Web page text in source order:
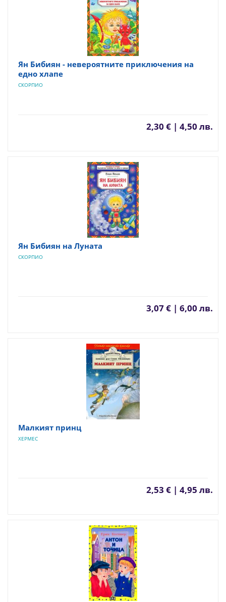
Ян Бибиян - невероятните приключения на
едно хлапе
СКОРПИО
2,30 € | 4,50 лв.
Ян Бибиян на Луната
СКОРПИО
3,07 € | 6,00 лв.
Малкият принц
ХЕРМЕС
2,53 € | 4,95 лв.